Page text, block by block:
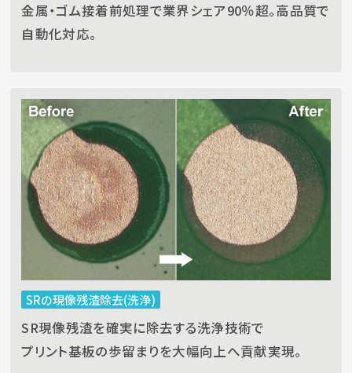
金属・ゴム接着前処理で業界シェア90％超。高品質で
自動化対応。
SRの現像残渣除去(洗浄)
SR現像残渣を確実に除去する洗浄技術で
プリント基板の歩留まりを大幅向上へ貢献実現。